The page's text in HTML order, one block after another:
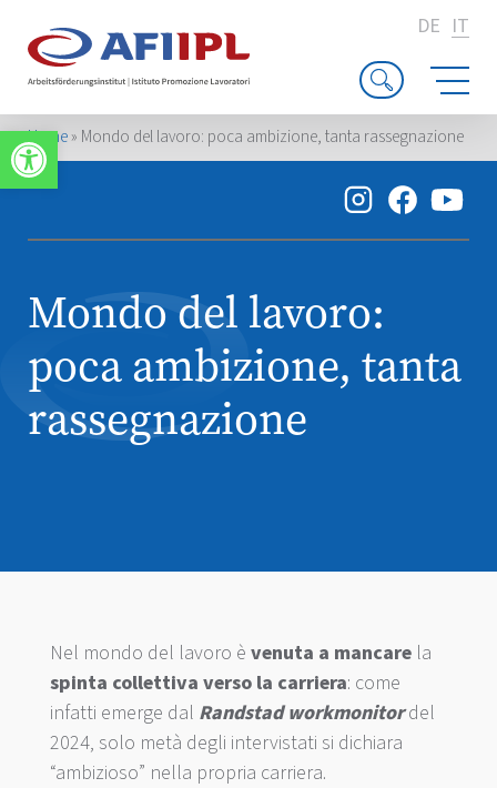
Apri la barra degli strumenti
DE IT
Home» Mondo del lavoro: poca ambizione, tanta rassegnazione
Mondo del lavoro:
poca ambizione, tanta
rassegnazione
Nel mondo del lavoro è venuta a mancare la
spinta collettiva verso la carriera: come
infatti emerge dal Randstad workmonitordel
2024, solo metà degli intervistati si dichiara
“ambizioso” nella propria carriera.